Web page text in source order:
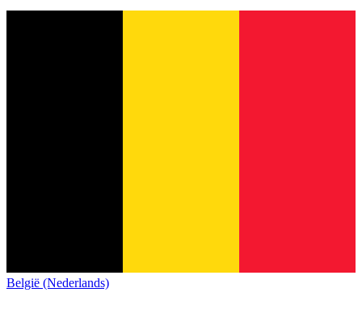
België (Nederlands)